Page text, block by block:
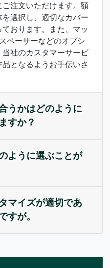
注文いただけます。額
選択し、適切なカバー
おります。また、マッ
ペーサーなどのオプシ
社のカスタマーサービ
となるようお手伝いさ
うかはどのように
すか？
ように選ぶことが
マイズが適切であ
すが。